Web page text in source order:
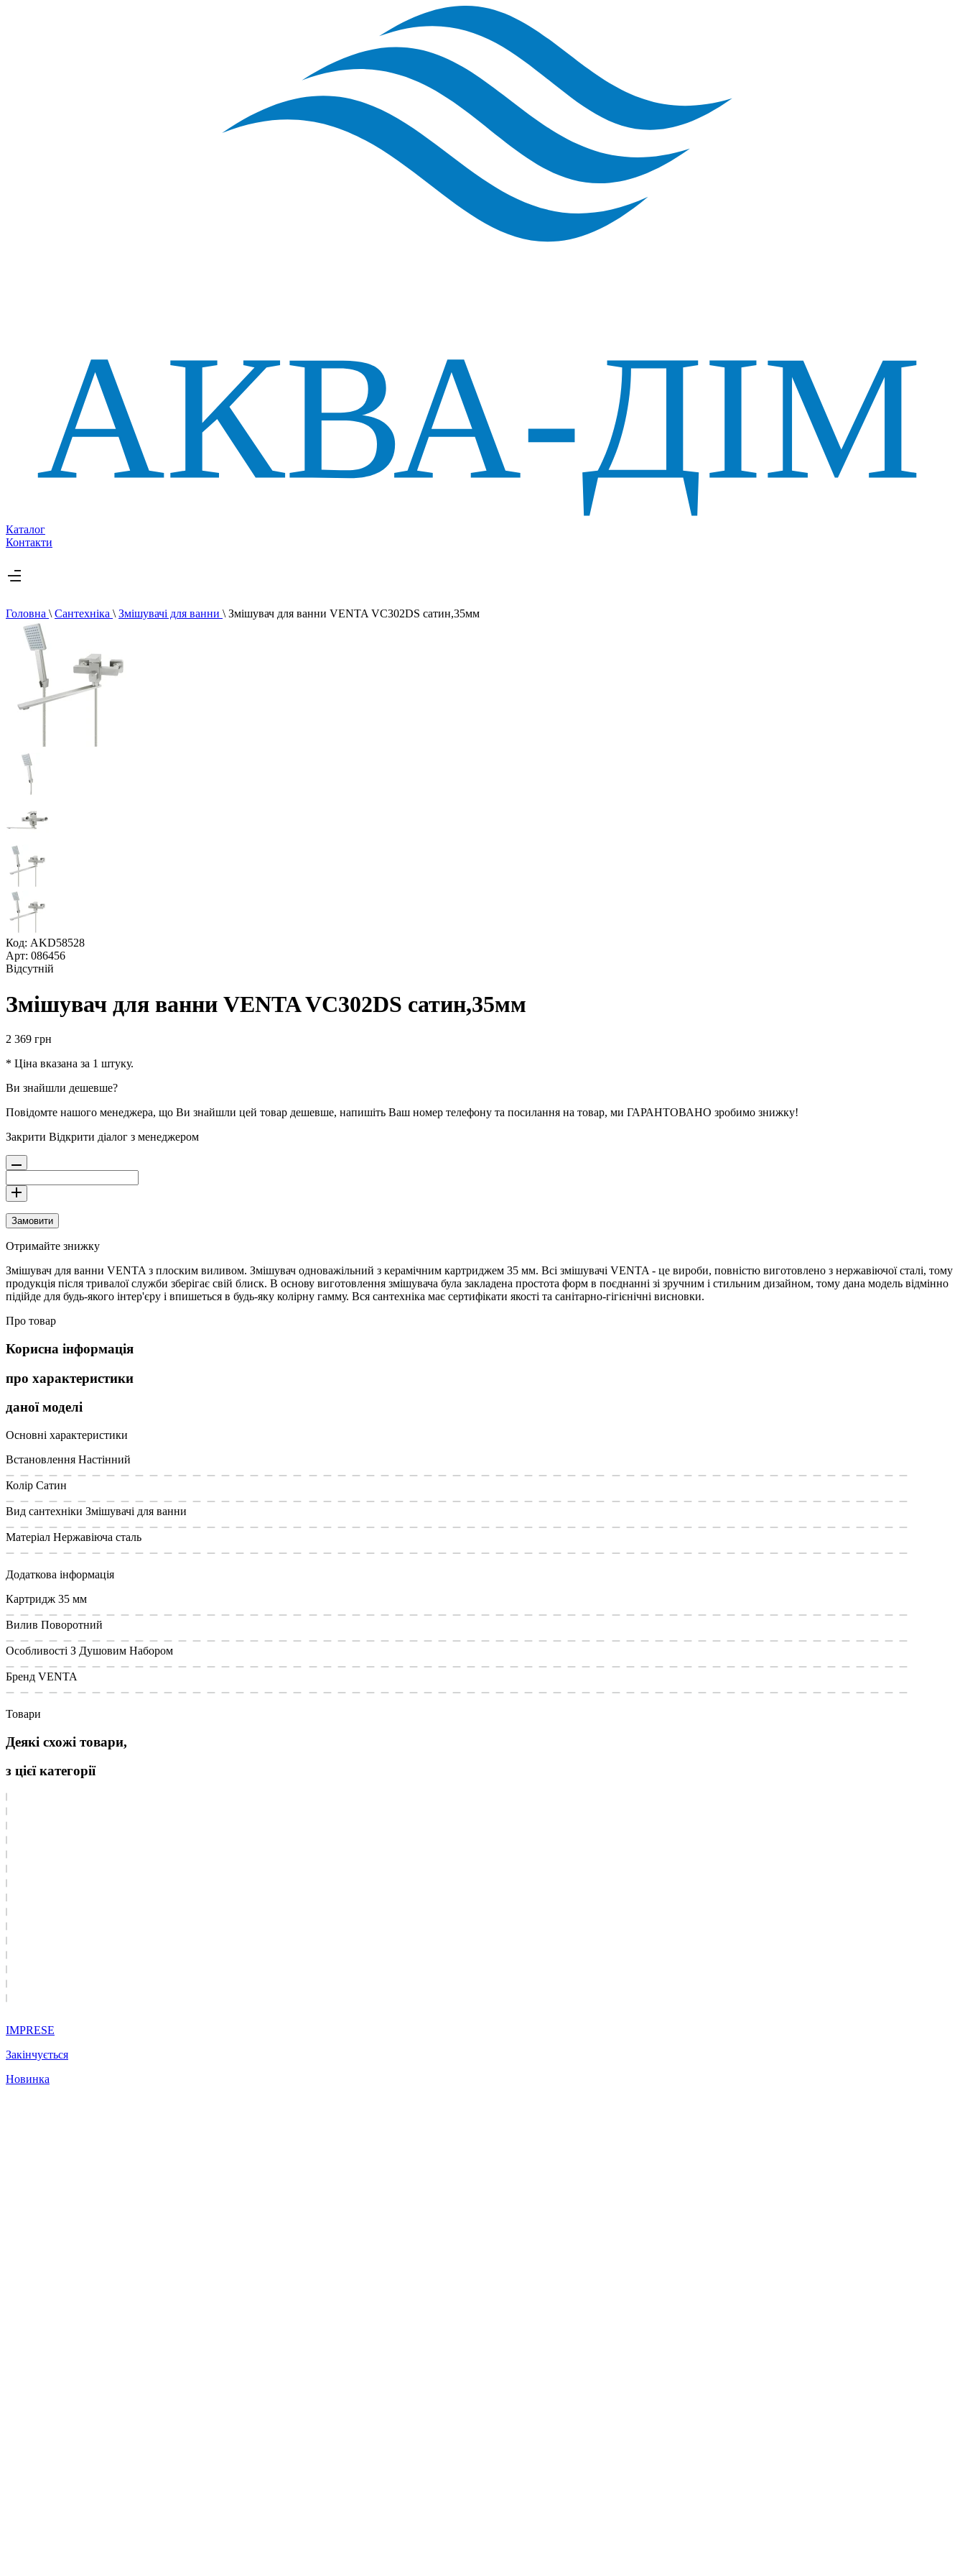
Каталог
Контакти
Головна \ Сантехніка \ Змішувачі для ванни \ Змішувач для ванни VENTA VC302DS сатин,35мм
Код: AKD58528
Арт: 086456
Відсутній
Змішувач для ванни VENTA VC302DS сатин,35мм
2 369 грн
* Ціна вказана за 1 штуку.
Ви знайшли дешевше?
Повідомте нашого менеджера, що Ви знайшли цей товар дешевше, напишіть Ваш номер телефону та посилання на товар, ми ГАРАНТОВАНО зробимо знижку!
Закрити Відкрити діалог з менеджером
Замовити
Отримайте знижку
Змішувач для ванни VENTA з плоским виливом. Змішувач одноважільний з керамічним картриджем 35 мм. Всі змішувачі VENTA - це вироби, повністю виготовлено з нержавіючої сталі, тому
продукція після тривалої служби зберігає свій блиск. В основу виготовлення змішувача була закладена простота форм в поєднанні зі зручним і стильним дизайном, тому дана модель відмінно
підійде для будь-якого інтер'єру і впишеться в будь-яку колірну гамму. Вся сантехніка має сертифікати якості та санітарно-гігієнічні висновки.
Про товар
Корисна інформація
про характеристики
даної моделі
Основні характеристики
Встановлення Настінний
Колір Сатин
Вид сантехніки Змішувачі для ванни
Матеріал Нержавiюча сталь
Додаткова інформація
Картридж 35 мм
Вилив Поворотний
Особливості З Душовим Набором
Бренд VENTA
Товари
Деякі схожі товари,
з цієї категорії
IMPRESE
Закінчується
Новинка